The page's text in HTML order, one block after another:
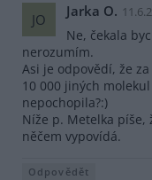
JO Jarka O.
Ne, čekala
nerozumím.
Asi je odpovědí, že
10 000 jiných
nepochopila?:)
Níže p. Metelka píše,
něčem vypovídá.
Odpovědět